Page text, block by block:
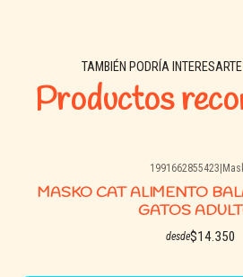
Mantener en un lugar fresco y
Cerrar bien el envase después de
Tipo: Alimento seco para gatos
Etapa: Adulto (uso general)
TAMBIÉN PODRÍA
Productos
1991662855423
MASKO CAT ALIMENTO
GATOS
desde$14.350